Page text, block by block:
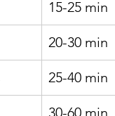
15-25 min
20-30 min
25-40 min
30-60 min